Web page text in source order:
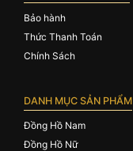
Bảo hành
Thức Thanh Toán
Chính Sách
DANH MỤC SẢN PHẨM
Đồng Hồ Nam
Đồng Hồ Nữ